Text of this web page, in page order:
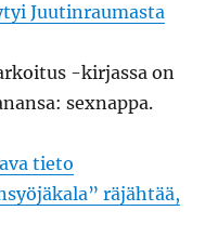
Juutinraumasta
-kirjassa on
sexnappa.
tieto
räjähtää,